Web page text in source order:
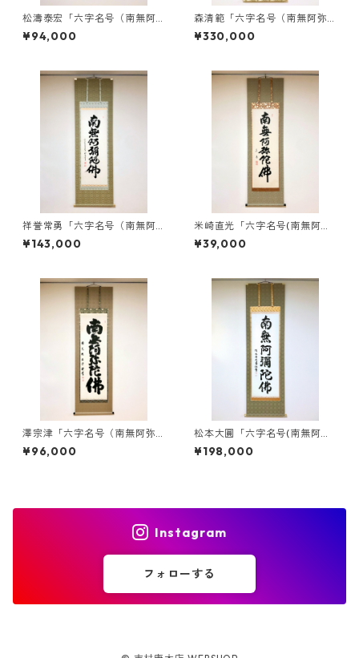
松濤泰宏「六字名号（南無阿
弥陀仏）」掛軸（尺五立）
¥94,000
森清範「六字名号（南無阿弥
陀仏）」掛軸（尺五立・本金
欄表装）
¥330,000
祥誉常勇「六字名号（南無阿
弥陀仏）」掛軸(尺五立)
¥143,000
米崎直光「六字名号(南無阿弥
陀仏)」掛軸(尺五立)
¥39,000
澤宗津「六字名号（南無阿弥
陀仏）」 掛軸（尺五立）
¥96,000
松本大圓「六字名号(南無阿弥
陀仏)」掛軸(尺五立)
¥198,000
Instagram
フォローする